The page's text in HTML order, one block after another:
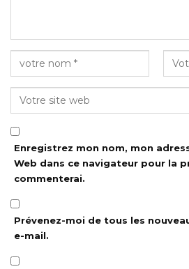
Enregistrez mon nom, mon
Web dans ce navigateur pour la
commenterai.
Prévenez-moi de tous les
e-mail.